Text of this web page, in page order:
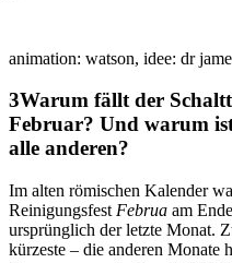
animation: watson, idee: dr
Warum fällt der
Februar? Und warum
alle anderen?
Im alten römischen Kalender
Reinigungsfest Februa am
ursprünglich der letzte Monat.
kürzeste – die anderen Monate